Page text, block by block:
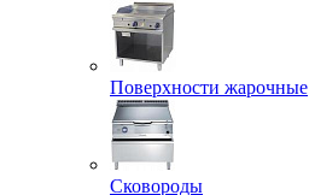
Поверхности жарочные
Сковороды